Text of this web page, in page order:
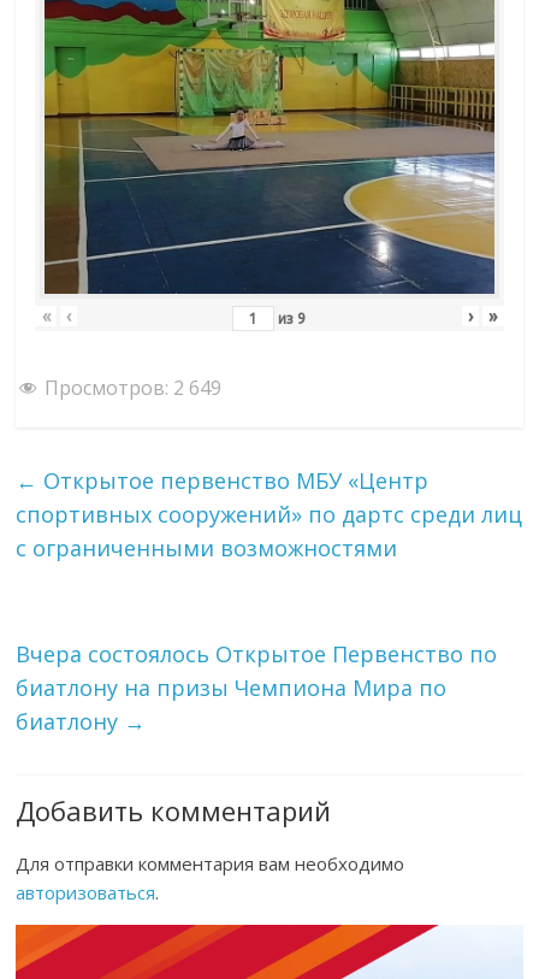
« ‹ из 9 › »
Просмотров: 2 649
← Открытое первенство МБУ «Центр
спортивных сооружений» по дартс среди лиц
с ограниченными возможностями
Вчера состоялось Открытое Первенство по
биатлону на призы Чемпиона Мира по
биатлону →
Добавить комментарий
Для отправки комментария вам необходимо
авторизоваться.